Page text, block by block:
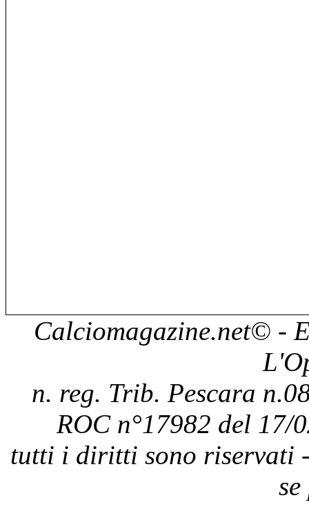
Calciomagazine.net© -
n. reg. Trib. Pescara
ROC n°17982 del 17/
tutti i diritti sono riservati